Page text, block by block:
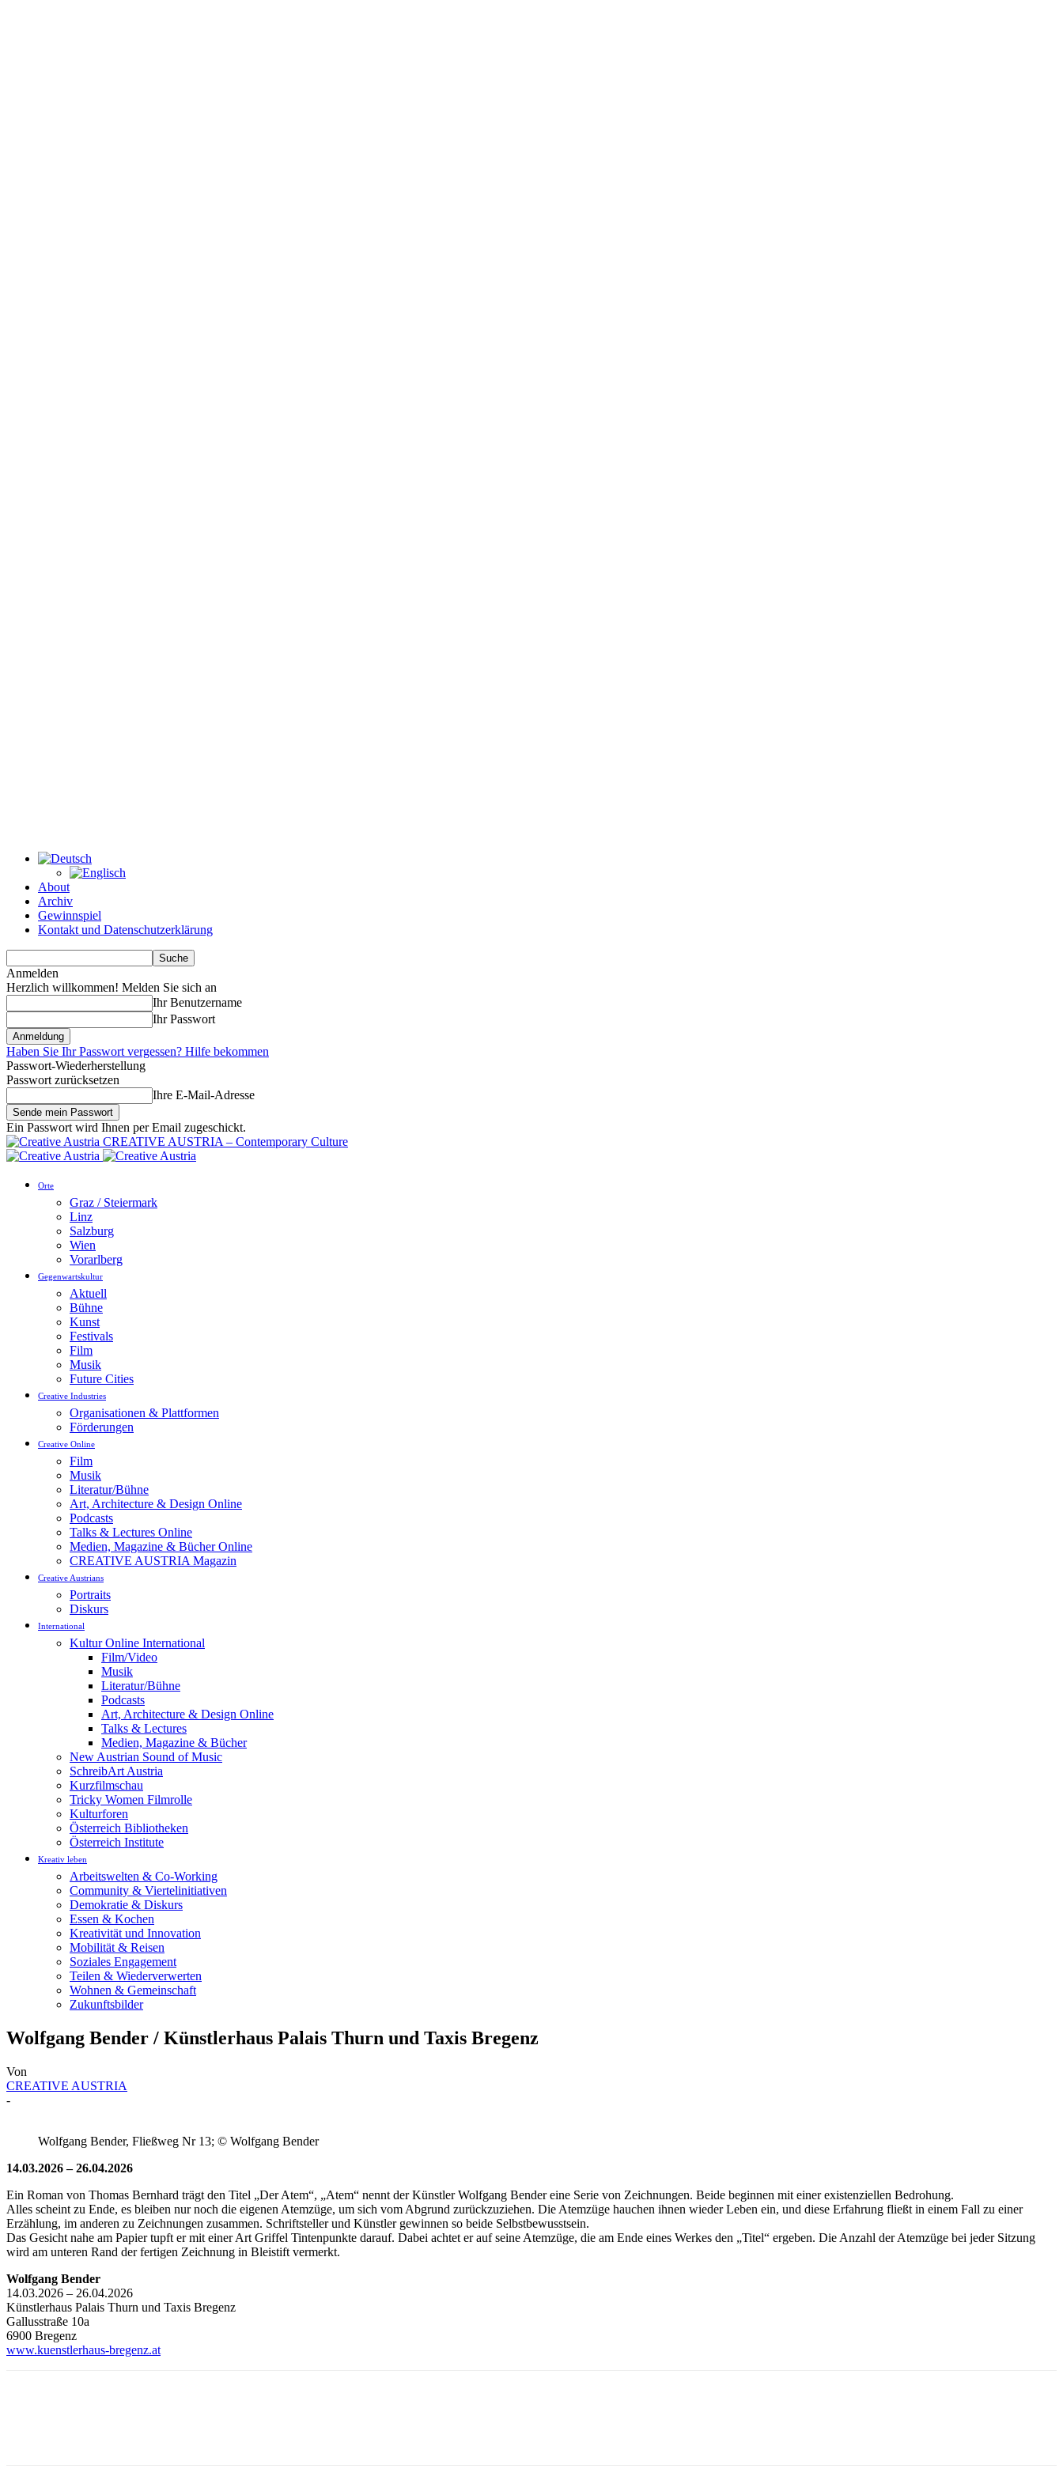
About
Archiv
Gewinnspiel
Kontakt und Datenschutzerklärung
Anmelden
Herzlich willkommen! Melden Sie sich an
Ihr Benutzername
Ihr Passwort
Haben Sie Ihr Passwort vergessen? Hilfe bekommen
Passwort-Wiederherstellung
Passwort zurücksetzen
Ihre E-Mail-Adresse
Ein Passwort wird Ihnen per Email zugeschickt.
CREATIVE AUSTRIA – Contemporary Culture
Orte
Graz / Steiermark
Linz
Salzburg
Wien
Vorarlberg
Gegenwartskultur
Aktuell
Bühne
Kunst
Festivals
Film
Musik
Future Cities
Creative Industries
Organisationen & Plattformen
Förderungen
Creative Online
Film
Musik
Literatur/Bühne
Art, Architecture & Design Online
Podcasts
Talks & Lectures Online
Medien, Magazine & Bücher Online
CREATIVE AUSTRIA Magazin
Creative Austrians
Portraits
Diskurs
International
Kultur Online International
Film/Video
Musik
Literatur/Bühne
Podcasts
Art, Architecture & Design Online
Talks & Lectures
Medien, Magazine & Bücher
New Austrian Sound of Music
SchreibArt Austria
Kurzfilmschau
Tricky Women Filmrolle
Kulturforen
Österreich Bibliotheken
Österreich Institute
Kreativ leben
Arbeitswelten & Co-Working
Community & Viertelinitiativen
Demokratie & Diskurs
Essen & Kochen
Kreativität und Innovation
Mobilität & Reisen
Soziales Engagement
Teilen & Wiederverwerten
Wohnen & Gemeinschaft
Zukunftsbilder
Wolfgang Bender / Künstlerhaus Palais Thurn und Taxis Bregenz
Von
CREATIVE AUSTRIA
-
Wolfgang Bender, Fließweg Nr 13; © Wolfgang Bender
14.03.2026 – 26.04.2026
Ein Roman von Thomas Bernhard trägt den Titel „Der Atem“, „Atem“ nennt der Künstler Wolfgang Bender eine Serie von Zeichnungen. Beide beginnen mit einer existenziellen Bedrohung.
Alles scheint zu Ende, es bleiben nur noch die eigenen Atemzüge, um sich vom Abgrund zurückzuziehen. Die Atemzüge hauchen ihnen wieder Leben ein, und diese Erfahrung fließt in einem Fall zu einer
Erzählung, im anderen zu Zeichnungen zusammen. Schriftsteller und Künstler gewinnen so beide Selbstbewusstsein.
Das Gesicht nahe am Papier tupft er mit einer Art Griffel Tintenpunkte darauf. Dabei achtet er auf seine Atemzüge, die am Ende eines Werkes den „Titel“ ergeben. Die Anzahl der Atemzüge bei jeder Sitzung
wird am unteren Rand der fertigen Zeichnung in Bleistift vermerkt.
Wolfgang Bender
14.03.2026 – 26.04.2026
Künstlerhaus Palais Thurn und Taxis Bregenz
Gallusstraße 10a
6900 Bregenz
www.kuenstlerhaus-bregenz.at